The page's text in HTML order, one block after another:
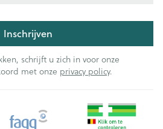
Inschrijven
schrijft u zich in voor onze
met onze privacy policy.